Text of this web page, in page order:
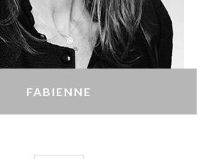
FABIENNE